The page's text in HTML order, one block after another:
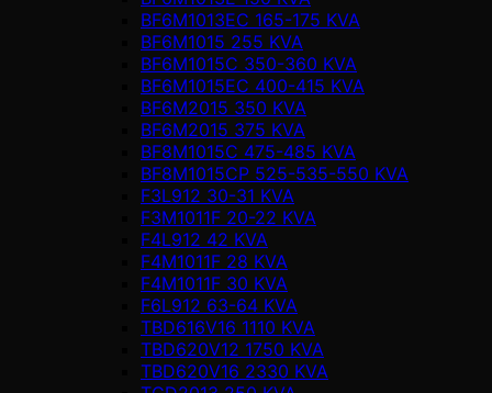
BF6M1013EC 165-175 KVA
BF6M1015 255 KVA
BF6M1015C 350-360 KVA
BF6M1015EC 400-415 KVA
BF6M2015 350 KVA
BF6M2015 375 KVA
BF8M1015C 475-485 KVA
BF8M1015CP 525-535-550 KVA
F3L912 30-31 KVA
F3M1011F 20-22 KVA
F4L912 42 KVA
F4M1011F 28 KVA
F4M1011F 30 KVA
F6L912 63-64 KVA
TBD616V16 1110 KVA
TBD620V12 1750 KVA
TBD620V16 2330 KVA